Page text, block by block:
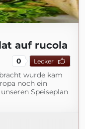
auf rucola
0 Lecker
wurde kam
noch ein
Speiseplan